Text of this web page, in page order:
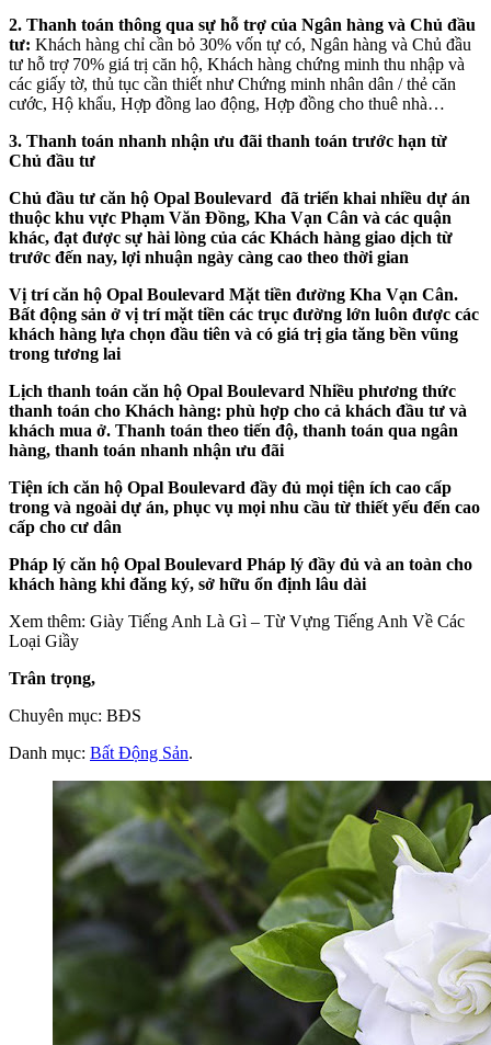
2. Thanh toán thông qua sự hỗ trợ của Ngân hàng và Chủ đầu
tư: Khách hàng chỉ cần bỏ 30% vốn tự có, Ngân hàng và Chủ đầu
tư hỗ trợ 70% giá trị căn hộ, Khách hàng chứng minh thu nhập và
các giấy tờ, thủ tục cần thiết như Chứng minh nhân dân / thẻ căn
cước, Hộ khẩu, Hợp đồng lao động, Hợp đồng cho thuê nhà…
3. Thanh toán nhanh nhận ưu đãi thanh toán trước hạn từ
Chủ đầu tư
Chủ đầu tư căn hộ Opal Boulevard đã triển khai nhiều dự án
thuộc khu vực Phạm Văn Đồng, Kha Vạn Cân và các quận
khác, đạt được sự hài lòng của các Khách hàng giao dịch từ
trước đến nay, lợi nhuận ngày càng cao theo thời gian
Vị trí căn hộ Opal Boulevard Mặt tiền đường Kha Vạn Cân.
Bất động sản ở vị trí mặt tiền các trục đường lớn luôn được các
khách hàng lựa chọn đầu tiên và có giá trị gia tăng bền vũng
trong tương lai
Lịch thanh toán căn hộ Opal Boulevard Nhiều phương thức
thanh toán cho Khách hàng: phù hợp cho cả khách đầu tư và
khách mua ở. Thanh toán theo tiến độ, thanh toán qua ngân
hàng, thanh toán nhanh nhận ưu đãi
Tiện ích căn hộ Opal Boulevard đầy đủ mọi tiện ích cao cấp
trong và ngoài dự án, phục vụ mọi nhu cầu từ thiết yếu đến cao
cấp cho cư dân
Pháp lý căn hộ Opal Boulevard Pháp lý đầy đủ và an toàn cho
khách hàng khi đăng ký, sở hữu ổn định lâu dài
Xem thêm: Giày Tiếng Anh Là Gì – Từ Vựng Tiếng Anh Về Các
Loại Giầy
Trân trọng,
Chuyên mục: BĐS
Danh mục: Bất Động Sản.